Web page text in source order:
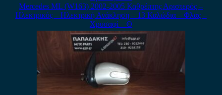
Mercedes ML (W163) 2002-2005 Καθρέπτης Αριστερός –
Ηλεκτρικός – Ηλεκτρική Ανάκληση – 13 Καλώδια – Φλας –
Χρυσαφί – Θ